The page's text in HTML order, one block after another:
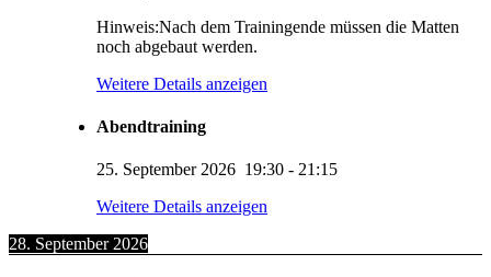
Hinweis:Nach dem Trainingende müssen die Matten
noch abgebaut werden.
Weitere Details anzeigen
Abendtraining
25. September 2026 19:30 - 21:15
Weitere Details anzeigen
28. September 2026